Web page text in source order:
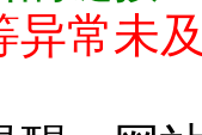
异常未